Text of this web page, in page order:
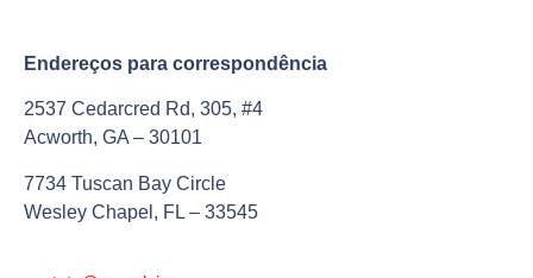
Endereços para correspondência
2537 Cedarcred Rd, 305, #4
Acworth, GA – 30101
7734 Tuscan Bay Circle
Wesley Chapel, FL – 33545